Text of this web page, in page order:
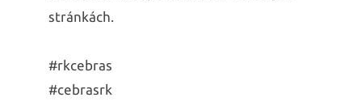
stránkách.
#rkcebras
#cebrasrk